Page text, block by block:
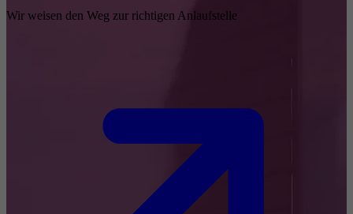
Wir weisen den Weg zur richtigen Anlaufstelle